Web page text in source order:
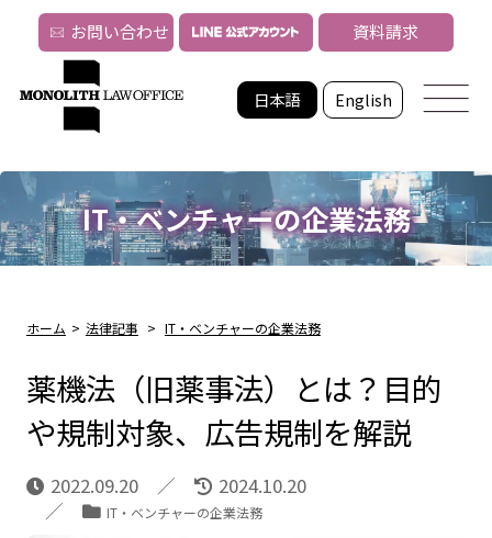
日本語 English
お問い合わせ 資料請求
IT・ベンチャーの企業法務
ホーム > 法律記事 > IT・ベンチャーの企業法務
薬機法（旧薬事法）とは？目的
や規制対象、広告規制を解説
2022.09.20 2024.10.20
IT・ベンチャーの企業法務